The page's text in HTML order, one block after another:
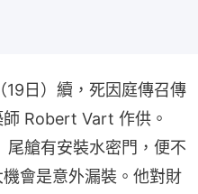
日）續，死因庭傳召傳
Robert Vart 作供。
艙有安裝水密門，便不
會是意外漏裝。他對財